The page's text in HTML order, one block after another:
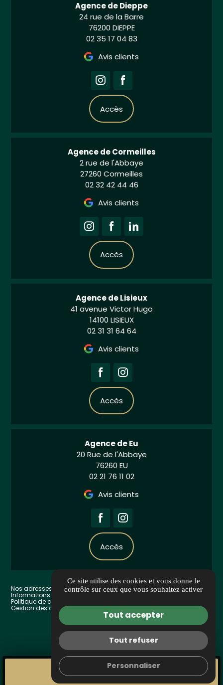
call
CE BIEN VOUS INTÉRESSE ?
Contactez-nous
Agence de Dieppe
24 rue de la Barre
76200 DIEPPE
02 35 17 04 83
Avis clients
Accès
Agence de Cormeilles
2 rue de l'Abbaye
27260 Cormeilles
02 32 42 44 46
Avis clients
Accès
Agence de Lisieux
41 avenue Victor Hugo
14100 LISIEUX
02 31 31 64 64
Avis clients
Accès
Agence de Eu
20 Rue de l'Abbaye
76260 EU
02 21 76 11 02
Avis clients
Accès
Nos adresses privilégiées
Informations complémentaires Mentions légales
Politique de confidentialité
Gestion des cookies
Ce site utilise des cookies et vous donne le
contrôle sur ceux que vous souhaitez activer
Tout accepter
Tout refuser
Personnaliser